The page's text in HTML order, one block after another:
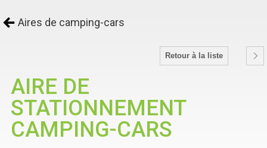
Aires de camping-cars
Retour à la liste
AIRE DE
STATIONNEMENT
CAMPING-CARS